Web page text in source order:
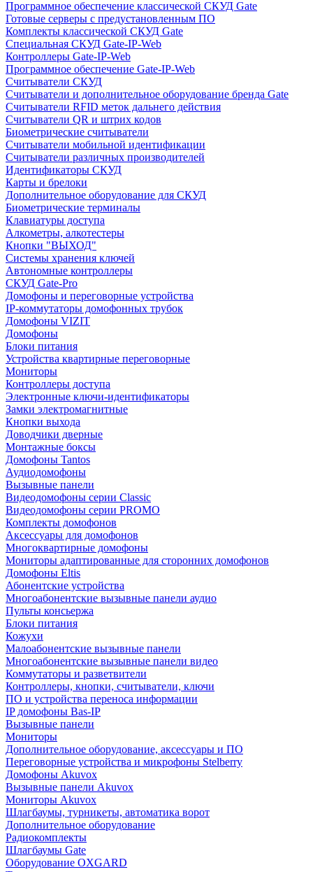
Программное обеспечение классической СКУД Gate
Готовые серверы с предустановленным ПО
Комплекты классической СКУД Gate
Специальная СКУД Gate-IP-Web
Контроллеры Gate-IP-Web
Программное обеспечение Gate-IP-Web
Считыватели СКУД
Считыватели и дополнительное оборудование бренда Gate
Считыватели RFID меток дальнего действия
Считыватели QR и штрих кодов
Биометрические считыватели
Считыватели мобильной идентификации
Считыватели различных производителей
Идентификаторы СКУД
Карты и брелоки
Дополнительное оборудование для СКУД
Биометрические терминалы
Клавиатуры доступа
Алкометры, алкотестеры
Кнопки "ВЫХОД"
Системы хранения ключей
Автономные контроллеры
СКУД Gate-Pro
Домофоны и переговорные устройства
IP-коммутаторы домофонных трубок
Домофоны VIZIT
Домофоны
Блоки питания
Устройства квартирные переговорные
Мониторы
Контроллеры доступа
Электронные ключи-идентификаторы
Замки электромагнитные
Кнопки выхода
Доводчики дверные
Монтажные боксы
Домофоны Tantos
Аудиодомофоны
Вызывные панели
Видеодомофоны серии Classic
Видеодомофоны серии PROMO
Комплекты домофонов
Аксессуары для домофонов
Многоквартирные домофоны
Мониторы адаптированные для сторонних домофонов
Домофоны Eltis
Абонентские устройства
Многоабонентские вызывные панели аудио
Пульты консьержа
Блоки питания
Кожухи
Малоабонентские вызывные панели
Многоабонентские вызывные панели видео
Коммутаторы и разветвители
Контроллеры, кнопки, считыватели, ключи
ПО и устройства переноса информации
IP домофоны Bas-IP
Вызывные панели
Мониторы
Дополнительное оборудование, аксессуары и ПО
Переговорные устройства и микрофоны Stelberry
Домофоны Akuvox
Вызывные панели Akuvox
Мониторы Akuvox
Шлагбаумы, турникеты, автоматика ворот
Дополнительное оборудование
Радиокомплекты
Шлагбаумы Gate
Оборудование OXGARD